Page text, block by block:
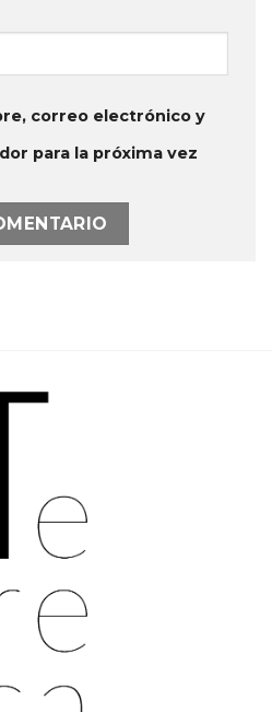
correo electrónico y
para la próxima vez